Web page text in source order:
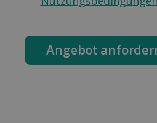
Angebot